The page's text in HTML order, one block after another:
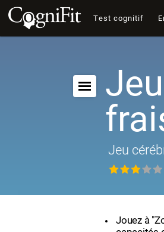
Test cognitif
Jeu
Jouez à